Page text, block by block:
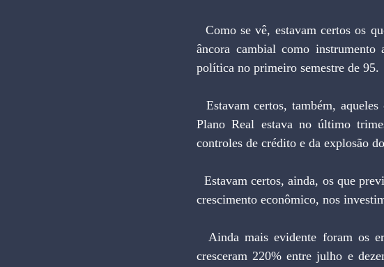
âncora cambial como
política no primeiro semestre de 95.
Plano Real estava no último
controles de crédito e da explosão
crescimento econômico, nos
cresceram 220% entre julho e